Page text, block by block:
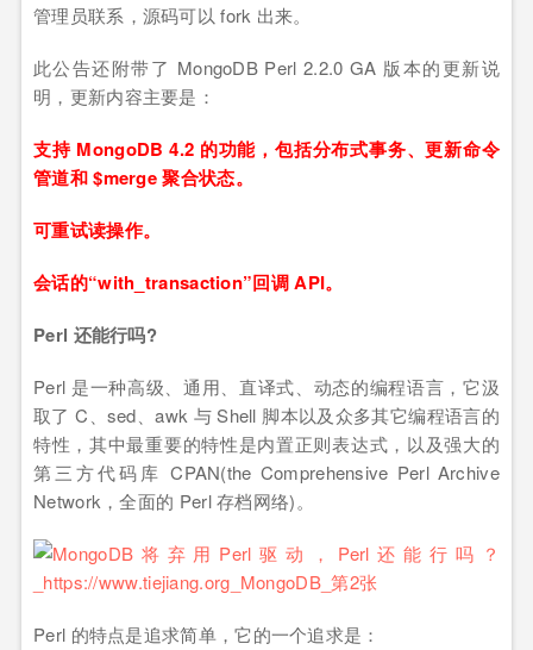
管理员联系，源码可以 fork 出来。
此公告还附带了 MongoDB Perl 2.2.0 GA 版本的更新说
明，更新内容主要是：
支持 MongoDB 4.2 的功能，包括分布式事务、更新命令
管道和 $merge 聚合状态。
可重试读操作。
会话的“with_transaction”回调 API。
Perl 还能行吗?
Perl 是一种高级、通用、直译式、动态的编程语言，它汲
取了 C、sed、awk 与 Shell 脚本以及众多其它编程语言的
特性，其中最重要的特性是内置正则表达式，以及强大的
第三方代码库 CPAN(the Comprehensive Perl Archive
Network，全面的 Perl 存档网络)。
Perl 的特点是追求简单，它的一个追求是：